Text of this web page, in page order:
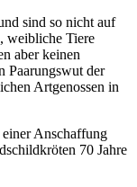
sind so nicht auf
weibliche Tiere
aber keinen
Paarungswut der
Artgenossen in
Anschaffung
70 Jahre